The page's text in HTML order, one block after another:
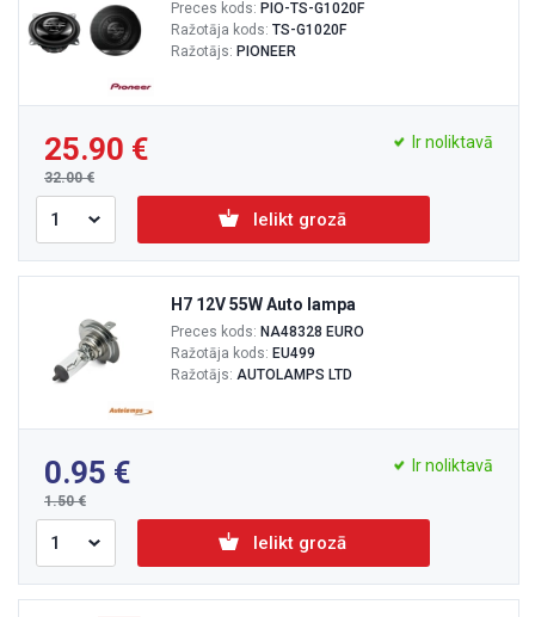
Preces kods: PIO-TS-G1020F
Ražotāja kods: TS-G1020F
Ražotājs: PIONEER
25.90
32.00
Ir noliktavā
Ielikt grozā
H7 12V 55W Auto lampa
Preces kods: NA48328 EURO
Ražotāja kods: EU499
Ražotājs: AUTOLAMPS LTD
0.95
1.50
Ir noliktavā
Ielikt grozā